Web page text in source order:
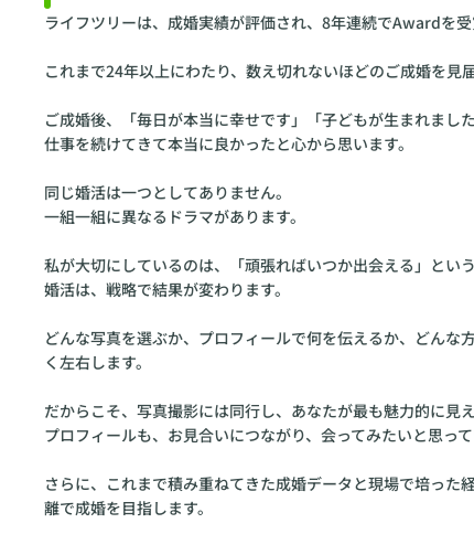
ライフツリーは、成婚実績が評価され、8年連続でAwardを受
これまで24年以上にわたり、数え切れないほどのご成婚を見
ご成婚後、「毎日が本当に幸せです」「子どもが生まれま
仕事を続けてきて本当に良かったと心から思います。
同じ婚活は一つとしてありません。
一組一組に異なるドラマがあります。
私が大切にしているのは、「頑張ればいつか出会える」とい
婚活は、戦略で結果が変わります。
どんな写真を選ぶか、プロフィールで何を伝えるか、どん
く左右します。
だからこそ、写真撮影には同行し、あなたが最も魅力的に見
プロフィールも、お見合いにつながり、会ってみたいと思っ
さらに、これまで積み重ねてきた成婚データと現場で培っ
離で成婚を目指します。